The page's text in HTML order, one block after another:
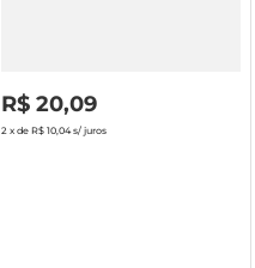
R$ 20,09
2 x de R$ 10,04s/ juros